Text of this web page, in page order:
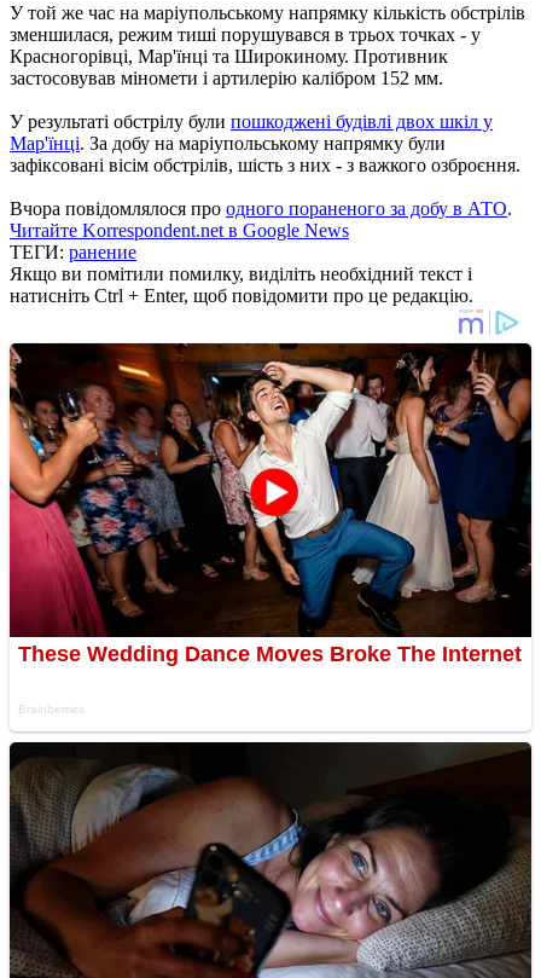
У той же час на маріупольському напрямку кількість обстрілів
зменшилася, режим тиші порушувався в трьох точках - у
Красногорівці, Мар'їнці та Широкиному. Противник
застосовував міномети і артилерію калібром 152 мм.
У результаті обстрілу були пошкоджені будівлі двох шкіл у
Мар'їнці. За добу на маріупольському напрямку були
зафіксовані вісім обстрілів, шість з них - з важкого озброєння.
Вчора повідомлялося про одного пораненого за добу в АТО.
Читайте Korrespondent.net в Google News
ТЕГИ: ранение
Якщо ви помітили помилку, виділіть необхідний текст і
натисніть Ctrl + Enter, щоб повідомити про це редакцію.